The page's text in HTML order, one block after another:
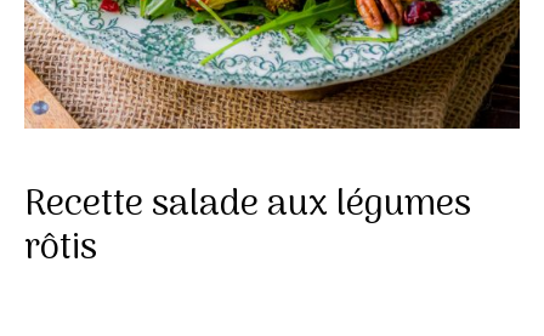
Recette salade aux légumes
rôtis